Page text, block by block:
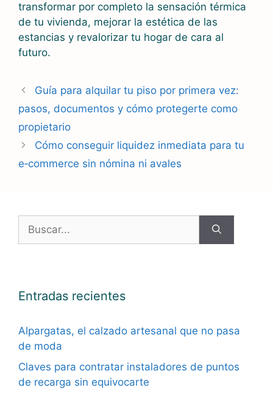
transformar por completo la sensación térmica
de tu vivienda, mejorar la estética de las
estancias y revalorizar tu hogar de cara al
futuro.
Guía para alquilar tu piso por primera vez:
pasos, documentos y cómo protegerte como
propietario
Cómo conseguir liquidez inmediata para tu
e‑commerce sin nómina ni avales
Buscar:
Entradas recientes
Alpargatas, el calzado artesanal que no pasa
de moda
Claves para contratar instaladores de puntos
de recarga sin equivocarte